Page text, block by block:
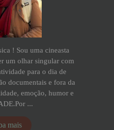
! Sou uma cineasta
um olhar singular com
para o dia de
documentais e fora da
emoção, humor e
...
mais